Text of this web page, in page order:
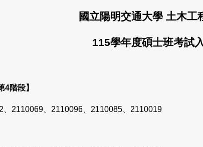
國立陽明交通大學 土木工
115學年度碩士班考試
4階段】
、2110069、2110096、2110085、2110019